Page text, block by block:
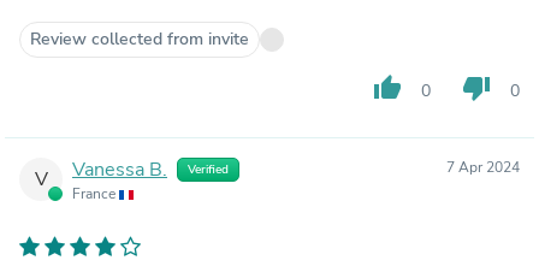
Review collected from invite
thumb_up 0 thumb_down 0
V Vanessa B. Verified
France
7 Apr 2024